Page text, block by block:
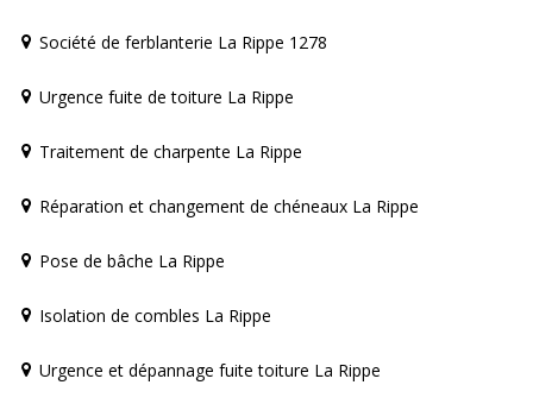
Société de ferblanterie La Rippe 1278
Urgence fuite de toiture La Rippe
Traitement de charpente La Rippe
Réparation et changement de chéneaux La Rippe
Pose de bâche La Rippe
Isolation de combles La Rippe
Urgence et dépannage fuite toiture La Rippe